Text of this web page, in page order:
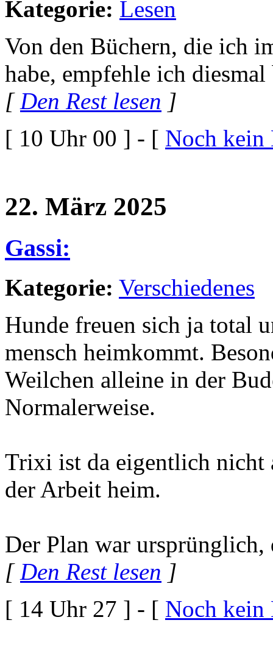
Kategorie: Lesen
Von den Büchern, die ich
habe, empfehle ich diesmal
[Den Rest lesen ]
[ 10 Uhr 00 ] - [ Noch kein
22. März 2025
Gassi:
Kategorie: Verschiedenes
Hunde freuen sich ja total
mensch heimkommt.
Weilchen alleine in der
Normalerweise.
Trixi ist da eigentlich nicht
der Arbeit heim.
Der Plan war ursprünglich,
[Den Rest lesen ]
[ 14 Uhr 27 ] - [ Noch kein